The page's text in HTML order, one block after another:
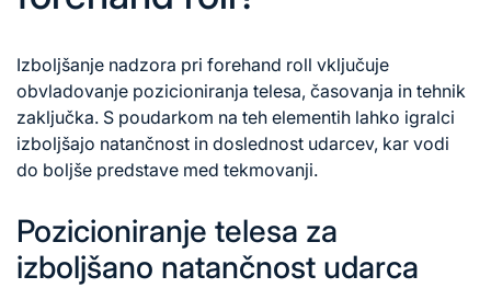
Izboljšanje nadzora pri forehand roll vključuje
obvladovanje pozicioniranja telesa, časovanja in tehnik
zaključka. S poudarkom na teh elementih lahko igralci
izboljšajo natančnost in doslednost udarcev, kar vodi
do boljše predstave med tekmovanji.
Pozicioniranje telesa za
izboljšano natančnost udarca